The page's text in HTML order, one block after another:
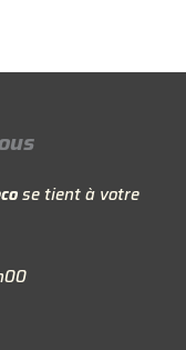
se tient à votre